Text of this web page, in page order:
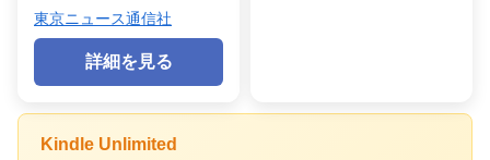
東京ニュース通信社
詳細を見る
Kindle Unlimited